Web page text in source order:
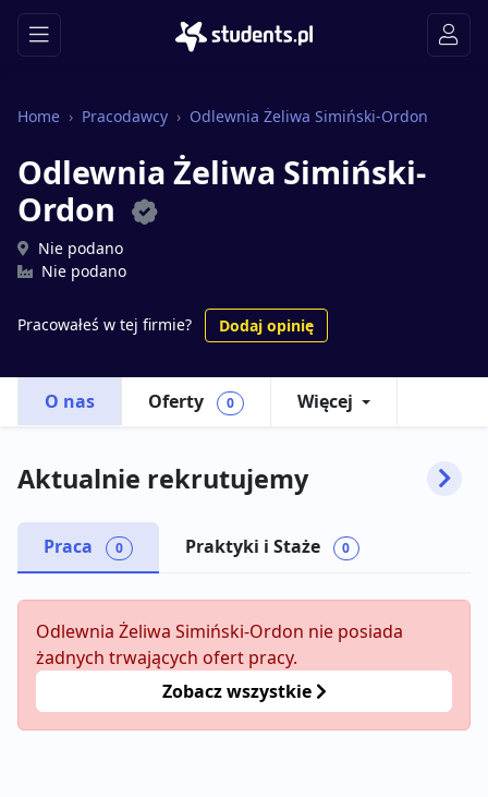
Home Pracodawcy Odlewnia Żeliwa Simiński-Ordon
Odlewnia Żeliwa Simiński-
Ordon
Nie podano
Nie podano
Pracowałeś w tej firmie? Dodaj opinię
O nas Oferty 0 Więcej
Aktualnie rekrutujemy
Praca 0 Praktyki i Staże 0
Odlewnia Żeliwa Simiński-Ordon nie posiada
żadnych trwających ofert pracy.
Zobacz wszystkie